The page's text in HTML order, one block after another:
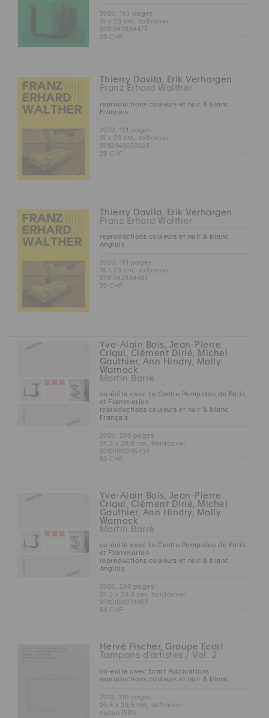
2020, 143 pages
16 x 23 cm, softcover
9781942884477
29 CHF
Thierry Davila, Erik Verhargen
Franz Erhard Walther
reproductions couleurs et noir & blanc
Français
2020, 191 pages
16 x 23 cm, softcover
9782940656028
29 CHF
Thierry Davila, Erik Verhargen
Franz Erhard Walther
reproductions couleurs et noir & blanc
Anglais
2020, 191 pages
16 x 23 cm, softcover
9781942884491
29 CHF
Yve-Alain Bois, Jean-Pierre
Criqui, Clément Dirié, Michel
Gauthier, Ann Hindry, Molly
Warnock
Martin Barré
co-édité avec Le Centre Pompidou de Paris
et Flammarion
reproductions couleurs et noir & blanc
Français
2020, 240 pages
24,3 x 28,8 cm, hardcover
9782080205438
50 CHF
Yve-Alain Bois, Jean-Pierre
Criqui, Clément Dirié, Michel
Gauthier, Ann Hindry, Molly
Warnock
Martin Barré
co-édité avec Le Centre Pompidou de Paris
et Flammarion
reproductions couleurs et noir & blanc
Anglais
2020, 240 pages
24,3 x 28,8 cm, hardcover
9782080231857
50 CHF
Hervé Fischer, Groupe Ecart
Tampons d’artistes / Vol. 2
co-édité avec Ecart Publications
reproductions couleurs et noir & blanc
2019, 310 pages
20,5 x 29,5 cm, softcover
aucun ISBN